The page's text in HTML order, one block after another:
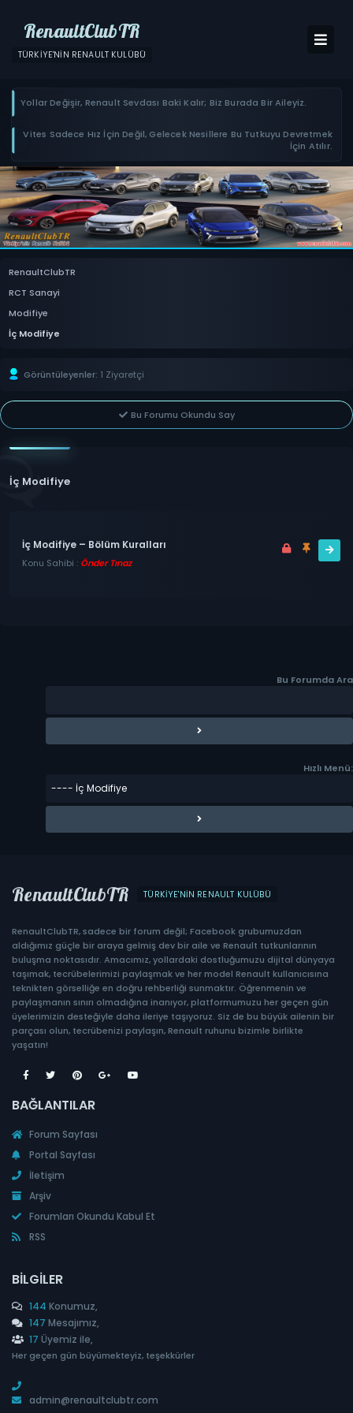
RenaultClubTR
TÜRKIYE'NIN RENAULT KULÜBÜ
Yollar Değişir, Renault Sevdası Baki Kalır; Biz Burada Bir Aileyiz.
Vites Sadece Hız İçin Değil, Gelecek Nesillere Bu Tutkuyu Devretmek
İçin Atılır.
RenaultClubTR
RCT Sanayi
Modifiye
İç Modifiye
Görüntüleyenler: 1 Ziyaretçi
Bu Forumu Okundu Say
İç Modifiye
İç Modifiye – Bölüm Kuralları
Konu Sahibi : Önder Tınaz
Bu Forumda Ara
Hızlı Menü:
RenaultClubTR TÜRKIYE'NIN RENAULT KULÜBÜ
RenaultClubTR, sadece bir forum değil; Facebook grubumuzdan
aldığımız güçle bir araya gelmiş dev bir aile ve Renault tutkunlarının
buluşma noktasıdır. Amacımız, yollardaki dostluğumuzu dijital dünyaya
taşımak, tecrübelerimizi paylaşmak ve her model Renault kullanıcısına
teknikten görselliğe en doğru rehberliği sunmaktır. Öğrenmenin ve
paylaşmanın sınırı olmadığına inanıyor, platformumuzu her geçen gün
üyelerimizin desteğiyle daha ileriye taşıyoruz. Siz de bu büyük ailenin bir
parçası olun, tecrübenizi paylaşın, Renault ruhunu bizimle birlikte
yaşatın!
BAĞLANTILAR
Forum Sayfası
Portal Sayfası
İletişim
Arşiv
Forumları Okundu Kabul Et
RSS
BILGILER
144 Konumuz,
147 Mesajımız,
17 Üyemiz ile,
Her geçen gün büyümekteyiz, teşekkürler
admin@renaultclubtr.com